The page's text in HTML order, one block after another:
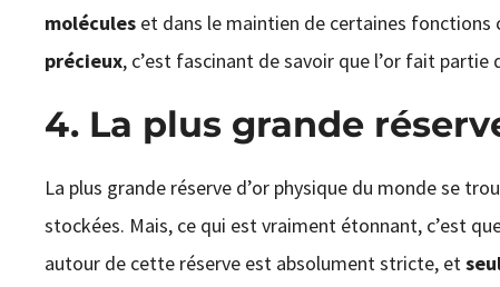
moléculeset dans le maintien de certaines fonctions
précieux, c’est fascinant de savoir que l’or fait partie
4. La plus grande
La plus grande réserve d’or physique du monde se
stockées. Mais, ce qui est vraiment étonnant, c’est
autour de cette réserve est absolument stricte, et